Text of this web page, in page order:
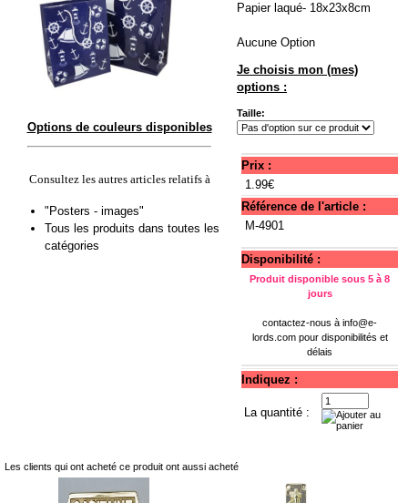
Options de couleurs disponibles
Consultez les autres articles relatifs à
"Posters - images"
Tous les produits dans toutes les
catégories
Papier laqué- 18x23x8cm
Aucune Option
Je choisis mon (mes)
options :
Taille:
Prix :
1.99€
Référence de l'article :
M-4901
Disponibilité :
Produit disponible sous 5 à 8
jours
contactez-nous à info@e-
lords.compour disponibilités et
délais
Indiquez :
La quantité :
Les clients qui ont acheté ce produit ont aussi acheté